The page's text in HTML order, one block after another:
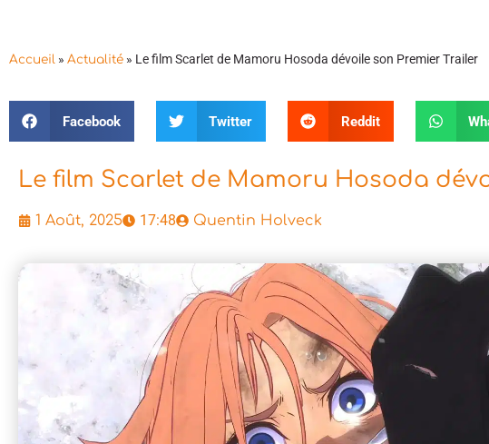
Accueil » Actualité » Le film Scarlet de Mamoru Hosoda dévoile son Premier Trailer
Facebook Twitter Reddit
Le film Scarlet de Mamoru Hosoda
1 Août, 2025 17:48 Quentin Holveck